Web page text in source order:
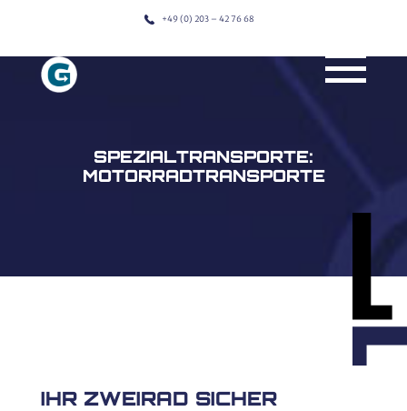
+49 (0) 203 – 42 76 68
SPEZIALTRANSPORTE:
MOTORRADTRANSPORTE
IHR ZWEIRAD SICHER